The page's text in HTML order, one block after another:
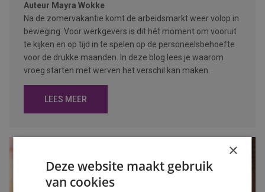
Auteur Mayra Wokke
Na de zomervakantie komt de arbeidsmarkt weer volop in
beweging. Voor werkgevers is dit hét moment om vooruit
te kijken en op tijd in te spelen op de personeelsbehoefte
voor de drukke maanden. In deze blog lees je waarom
vroeg starten met werven het verschil kan maken.
LEES MEER
×
Deze website maakt gebruik
van cookies